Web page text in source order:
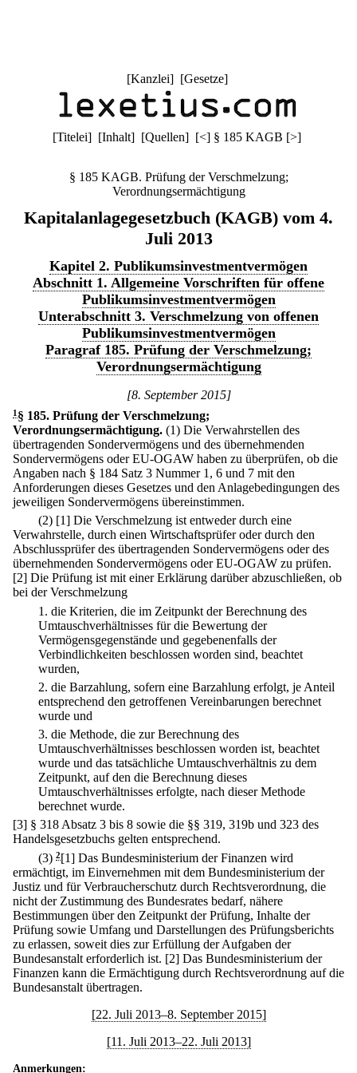
[Kanzlei] [Gesetze]
[Titelei] [Inhalt] [Quellen] [<] § 185 KAGB [>]
§ 185 KAGB. Prüfung der Verschmelzung;
Verordnungsermächtigung
Kapitalanlagegesetzbuch (KAGB) vom 4.
Juli 2013
Kapitel 2. Publikumsinvestmentvermögen
Abschnitt 1. Allgemeine Vorschriften für offene
Publikumsinvestmentvermögen
Unterabschnitt 3. Verschmelzung von offenen
Publikumsinvestmentvermögen
Paragraf 185. Prüfung der Verschmelzung;
Verordnungsermächtigung
[8. September 2015]
1 § 185. Prüfung der Verschmelzung;
Verordnungsermächtigung. (1) Die Verwahrstellen des
übertragenden Sondervermögens und des übernehmenden
Sondervermögens oder EU-OGAW haben zu überprüfen, ob die
Angaben nach § 184 Satz 3 Nummer 1, 6 und 7 mit den
Anforderungen dieses Gesetzes und den Anlagebedingungen des
jeweiligen Sondervermögens übereinstimmen.
(2) [1] Die Verschmelzung ist entweder durch eine
Verwahrstelle, durch einen Wirtschaftsprüfer oder durch den
Abschlussprüfer des übertragenden Sondervermögens oder des
übernehmenden Sondervermögens oder EU-OGAW zu prüfen.
[2] Die Prüfung ist mit einer Erklärung darüber abzuschließen, ob
bei der Verschmelzung
1. die Kriterien, die im Zeitpunkt der Berechnung des
Umtauschverhältnisses für die Bewertung der
Vermögensgegenstände und gegebenenfalls der
Verbindlichkeiten beschlossen worden sind, beachtet
wurden,
2. die Barzahlung, sofern eine Barzahlung erfolgt, je Anteil
entsprechend den getroffenen Vereinbarungen berechnet
wurde und
3. die Methode, die zur Berechnung des
Umtauschverhältnisses beschlossen worden ist, beachtet
wurde und das tatsächliche Umtauschverhältnis zu dem
Zeitpunkt, auf den die Berechnung dieses
Umtauschverhältnisses erfolgte, nach dieser Methode
berechnet wurde.
[3] § 318 Absatz 3 bis 8 sowie die §§ 319, 319b und 323 des
Handelsgesetzbuchs gelten entsprechend.
(3) 2[1] Das Bundesministerium der Finanzen wird
ermächtigt, im Einvernehmen mit dem Bundesministerium der
Justiz und für Verbraucherschutz durch Rechtsverordnung, die
nicht der Zustimmung des Bundesrates bedarf, nähere
Bestimmungen über den Zeitpunkt der Prüfung, Inhalte der
Prüfung sowie Umfang und Darstellungen des Prüfungsberichts
zu erlassen, soweit dies zur Erfüllung der Aufgaben der
Bundesanstalt erforderlich ist. [2] Das Bundesministerium der
Finanzen kann die Ermächtigung durch Rechtsverordnung auf die
Bundesanstalt übertragen.
[22. Juli 2013–8. September 2015]
[11. Juli 2013–22. Juli 2013]
Anmerkungen: